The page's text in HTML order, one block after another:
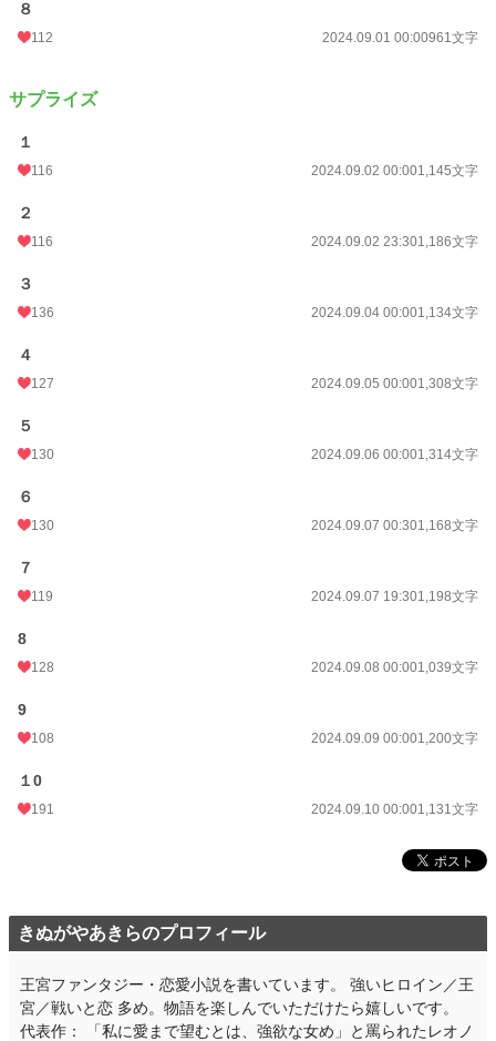
８
112 2024.09.01 00:00961文字
サプライズ
１
116 2024.09.02 00:001,145文字
２
116 2024.09.02 23:301,186文字
３
136 2024.09.04 00:001,134文字
４
127 2024.09.05 00:001,308文字
５
130 2024.09.06 00:001,314文字
６
130 2024.09.07 00:301,168文字
７
119 2024.09.07 19:301,198文字
8
128 2024.09.08 00:001,039文字
9
108 2024.09.09 00:001,200文字
１0
191 2024.09.10 00:001,131文字
きぬがやあきらのプロフィール
王宮ファンタジー・恋愛小説を書いています。 強いヒロイン／王
宮／戦いと恋 多め。物語を楽しんでいただけたら嬉しいです。
代表作： 「私に愛まで望むとは、強欲な女め」と罵られたレオノ